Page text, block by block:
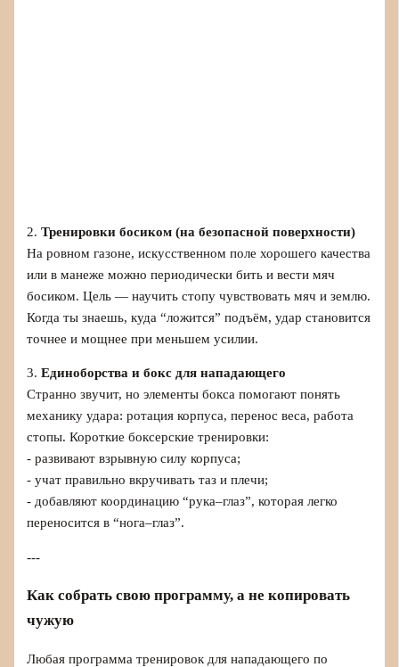
2.Тренировки босиком (на безопасной поверхности)
На ровном газоне, искусственном поле хорошего качества
или в манеже можно периодически бить и вести мяч
босиком. Цель — научить стопу чувствовать мяч и землю.
Когда ты знаешь, куда “ложится” подъём, удар становится
точнее и мощнее при меньшем усилии.
3.Единоборства и бокс для нападающего
Странно звучит, но элементы бокса помогают понять
механику удара: ротация корпуса, перенос веса, работа
стопы. Короткие боксерские тренировки:
- развивают взрывную силу корпуса;
- учат правильно вкручивать таз и плечи;
- добавляют координацию “рука–глаз”, которая легко
переносится в “нога–глаз”.
---
Как собрать свою программу, а не копировать
чужую
Любая программа тренировок для нападающего по